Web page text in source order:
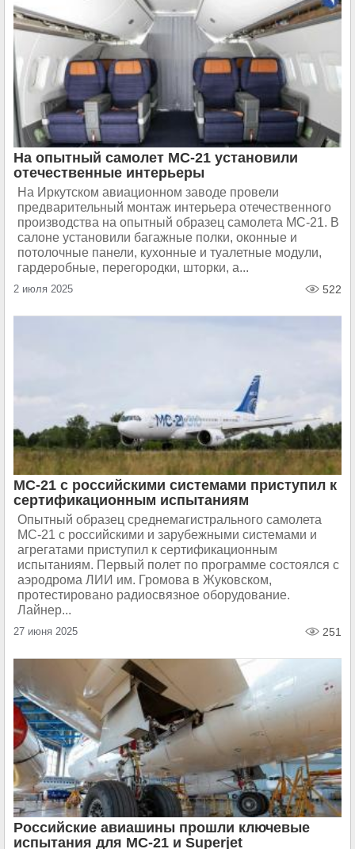
На опытный самолет МС-21 установили
отечественные интерьеры
На Иркутском авиационном заводе провели
предварительный монтаж интерьера отечественного
производства на опытный образец самолета МС-21. В
салоне установили багажные полки, оконные и
потолочные панели, кухонные и туалетные модули,
гардеробные, перегородки, шторки, а...
2 июля 2025 522
МС-21 с российскими системами приступил к
сертификационным испытаниям
Опытный образец среднемагистрального самолета
МС-21 с российскими и зарубежными системами и
агрегатами приступил к сертификационным
испытаниям. Первый полет по программе состоялся с
аэродрома ЛИИ им. Громова в Жуковском,
протестировано радиосвязное оборудование.
Лайнер...
27 июня 2025 251
Российские авиашины прошли ключевые
испытания для МС-21 и Superjet